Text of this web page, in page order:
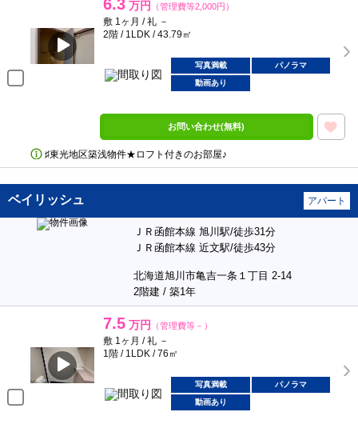
6.3 万円 （管理費等2,000円）
敷 1ヶ月 / 礼 －
2階 / 1LDK / 43.79㎡
写真満載
パノラマ
動画あり
お問い合わせ(無料)
♯東光地区築浅物件★ロフト付きのお部屋♪
ベイリッシュ アパート
ＪＲ函館本線 旭川駅/徒歩31分
ＪＲ函館本線 近文駅/徒歩43分
北海道旭川市亀吉一条１丁目 2-14
2階建 / 築1年
7.5 万円 （管理費等－）
敷 1ヶ月 / 礼 －
1階 / 1LDK / 76㎡
写真満載
パノラマ
動画あり